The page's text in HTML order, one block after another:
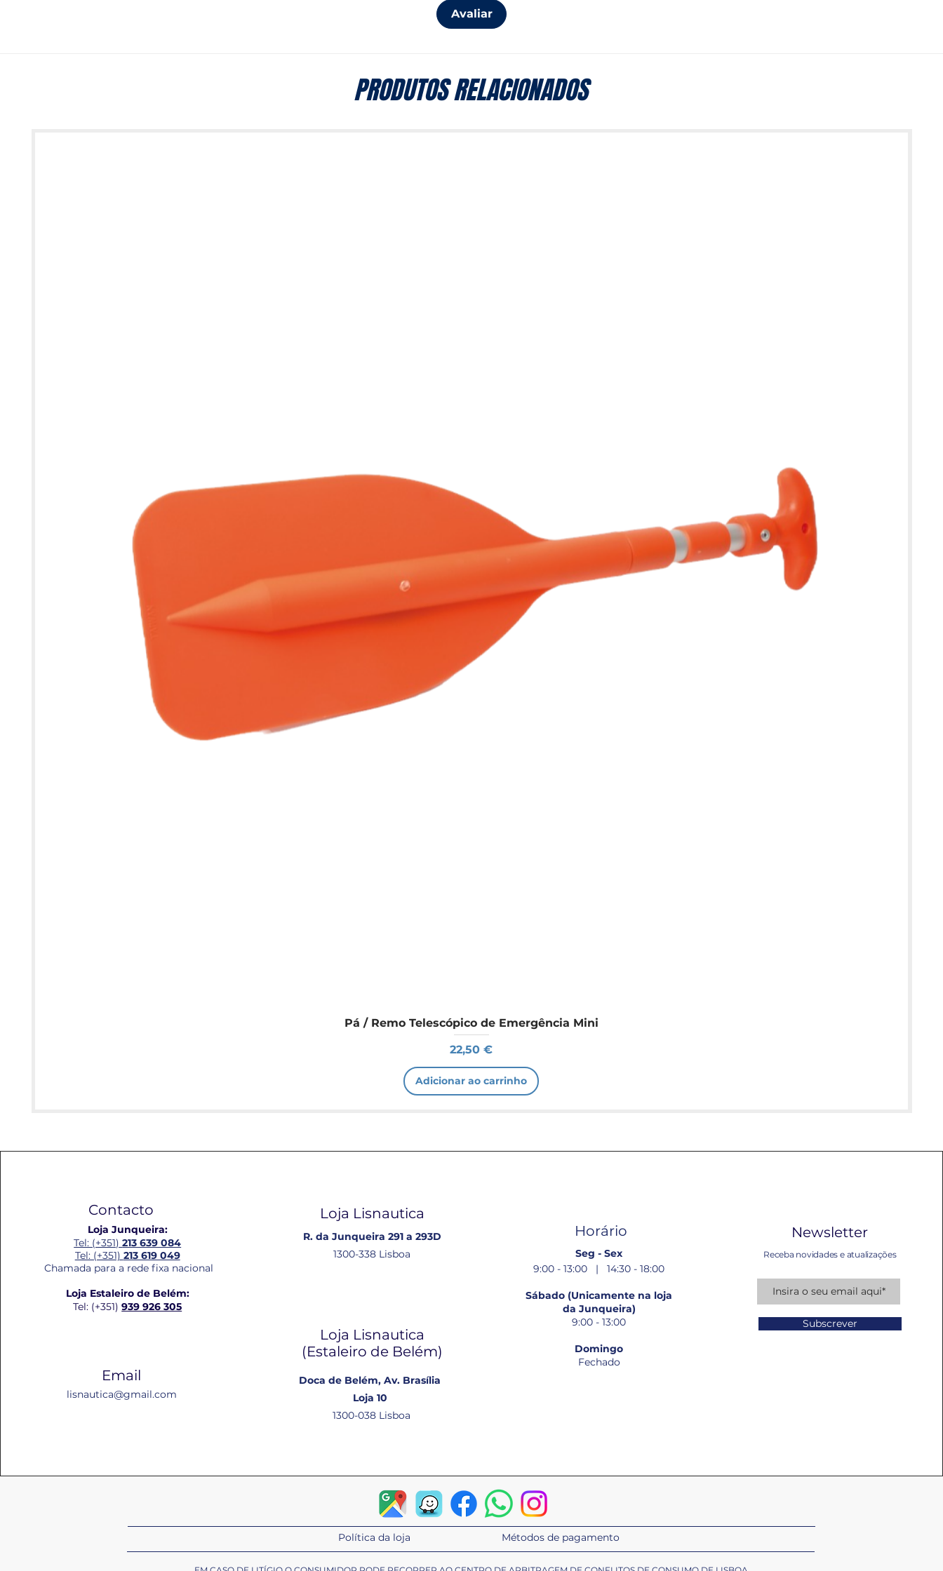
Avaliar
PRODUTOS RELACIONADOS
Pá / Remo Telescópico de Emergência Mini
Preço
22,50 €
Adicionar ao carrinho
Contacto
Loja Junqueira:
Tel: (+351)213 639 084
Tel: (+351) 213 619 049
Chamada para a rede fixa nacional
Loja Estaleiro de Belém:
Tel: (+351)939 926 305
Email
lisnautica@gmail.com
Loja Lisnautica
R. da Junqueira 291 a 293D
1300-338 Lisboa
Loja Lisnautica
(Estaleiro de Belém​)
Doca de Belém, Av. Brasília
Loja 10
1300-038 Lisboa
Horário
Seg - Sex
9:00 - 13:00 | 14:30 - 18:00
Sábado (Unicamente na loja
da Junqueira)
9:00 - 13:00
Domingo
Fechado
Newsletter
Receba novidades e atualizações
Subscrever
Política da loja Métodos de pagamento